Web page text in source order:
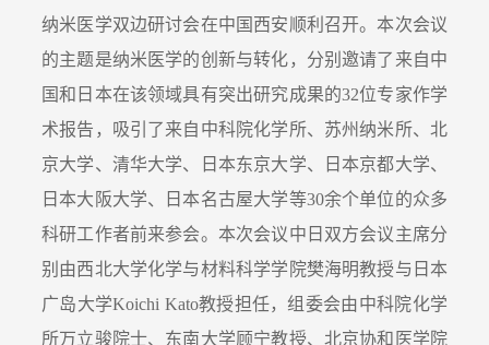
纳米医学双边研讨会在中国西安顺利召开。本次会议
的主题是纳米医学的创新与转化，分别邀请了来自中
国和日本在该领域具有突出研究成果的32位专家作学
术报告，吸引了来自中科院化学所、苏州纳米所、北
京大学、清华大学、日本东京大学、日本京都大学、
日本大阪大学、日本名古屋大学等30余个单位的众多
科研工作者前来参会。本次会议中日双方会议主席分
别由西北大学化学与材料科学学院樊海明教授与日本
广岛大学Koichi Kato教授担任，组委会由中科院化学
所万立骏院士、东南大学顾宁教授、北京协和医学院